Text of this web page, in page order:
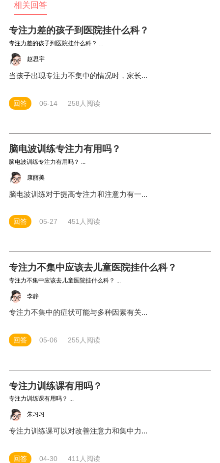
相关回答
专注力差的孩子到医院挂什么科？
专注力差的孩子到医院挂什么科？ ...
赵思宇
当孩子出现专注力不集中的情况时，家长...
回答 06-14 258人阅读
脑电波训练专注力有用吗？
脑电波训练专注力有用吗？ ...
康丽美
脑电波训练对于提高专注力和注意力有一...
回答 05-27 451人阅读
专注力不集中应该去儿童医院挂什么科？
专注力不集中应该去儿童医院挂什么科？ ...
李静
专注力不集中的症状可能与多种因素有关...
回答 05-06 255人阅读
专注力训练课有用吗？
专注力训练课有用吗？ ...
朱习习
专注力训练课可以对改善注意力和集中力...
回答 04-30 411人阅读